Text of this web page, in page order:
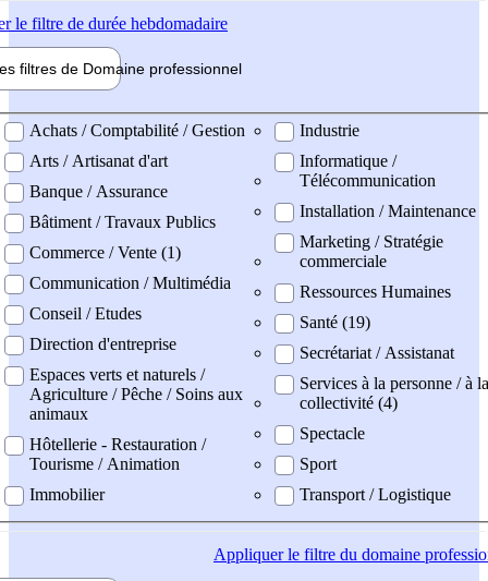
le filtre de durée hebdomadaire
filtres de Domaine professionnel
professionel
Achats / Comptabilité / Gestion
Arts / Artisanat d'art
Banque / Assurance
Bâtiment / Travaux Publics
Commerce / Vente (1)
Communication / Multimédia
Conseil / Etudes
Direction d'entreprise
Espaces verts et naturels /
Agriculture / Pêche / Soins aux
animaux
Hôtellerie - Restauration /
Tourisme / Animation
Immobilier
Industrie
Informatique /
Télécommunication
Installation / Maintenance
Marketing / Stratégie
commerciale
Ressources Humaines
Santé (19)
Secrétariat / Assistanat
Services à la personne / à la
collectivité (4)
Spectacle
Sport
Transport / Logistique
Appliquerle filtre du domaine